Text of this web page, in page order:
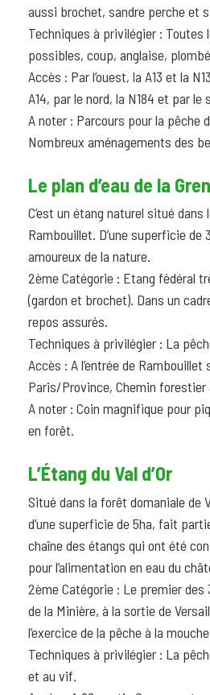
aussi brochet, sandre perche et
Techniques à privilégier : Toutes
possibles, coup, anglaise,
Accès : Par l’ouest, la A13 et la
A14, par le nord, la N184 et par le
A noter : Parcours pour la pêche
Nombreux aménagements des
Le plan d’eau de la
C’est un étang naturel situé
Rambouillet. D’une superficie de
amoureux de la nature.
2ème Catégorie : Etang fédéral
(gardon et brochet). Dans un
repos assurés.
Techniques à privilégier : La
Accès : A l’entrée de Rambouillet
Paris/Province, Chemin forestier
A noter : Coin magnifique pour
en forêt.
L’Étang du Val d’Or
Situé dans la forêt domaniale de
d’une superficie de 5ha, fait
chaîne des étangs qui ont été
pour l’alimentation en eau du
2ème Catégorie : Le premier
de la Minière, à la sortie de
l’exercice de la pêche à la
Techniques à privilégier : La
et au vif.